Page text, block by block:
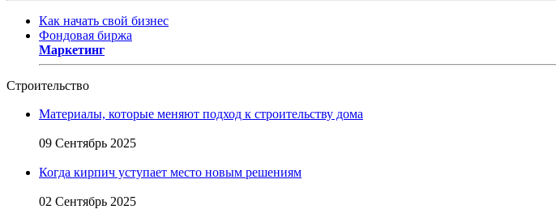
Как начать свой бизнес
Фондовая биржа
Маркетинг
Строительство
Материалы, которые меняют подход к строительству дома
09 Сентябрь 2025
Когда кирпич уступает место новым решениям
02 Сентябрь 2025